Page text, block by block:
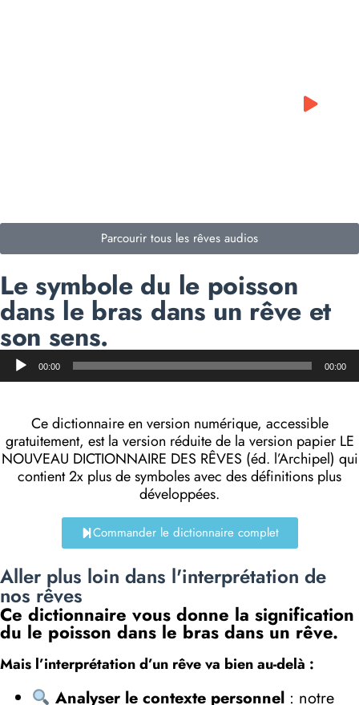
Parcourir tous les rêves audios
Le symbole du le poisson
dans le bras dans un rêve et
son sens.
Lecteur
audio00:00 00:00
Ce dictionnaire en version numérique, accessible
gratuitement, est la version réduite de la version papier LE
NOUVEAU DICTIONNAIRE DES RÊVES (éd. l’Archipel) qui
contient 2x plus de symboles avec des définitions plus
développées.
Commander le dictionnaire complet
Aller plus loin dans l'interprétation de
nos rêves
Ce dictionnaire vous donne la signification
du le poisson dans le bras dans un rêve.
Mais l’interprétation d’un rêve va bien au-delà :
Analyser le contexte personnel: notre